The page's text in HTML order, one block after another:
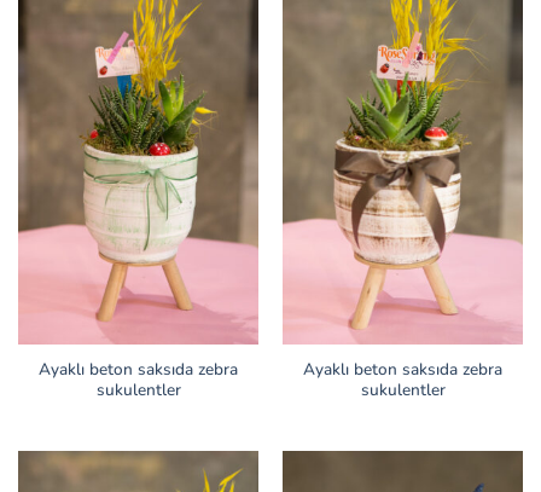
Ayaklı beton saksıda zebra
sukulentler
Ayaklı beton saksıda zebra
sukulentler